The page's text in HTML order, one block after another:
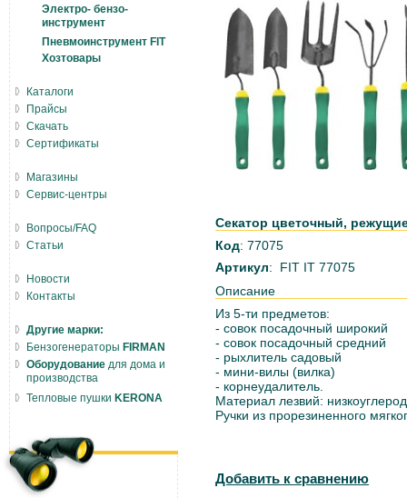
Секатор цветочный,
Код: 77075
Артикул: FIT IT 77075
Описание
Из 5-ти предметов:
- совок посадочный широкий
- совок посадочный средний
- рыхлитель садовый
- мини-вилы (вилка)
- корнеудалитель.
Материал лезвий:
Ручки из прорезиненного
Добавить к сравнению
Электро- бензо-
инструмент
Пневмоинструмент FIT
Хозтовары
Каталоги
Прайсы
Скачать
Сертификаты
Магазины
Сервис-центры
Вопросы/FAQ
Статьи
Новости
Контакты
Другие марки:
Бензогенераторы FIRMAN
Оборудование для дома и
производства
Тепловые пушки KERONA